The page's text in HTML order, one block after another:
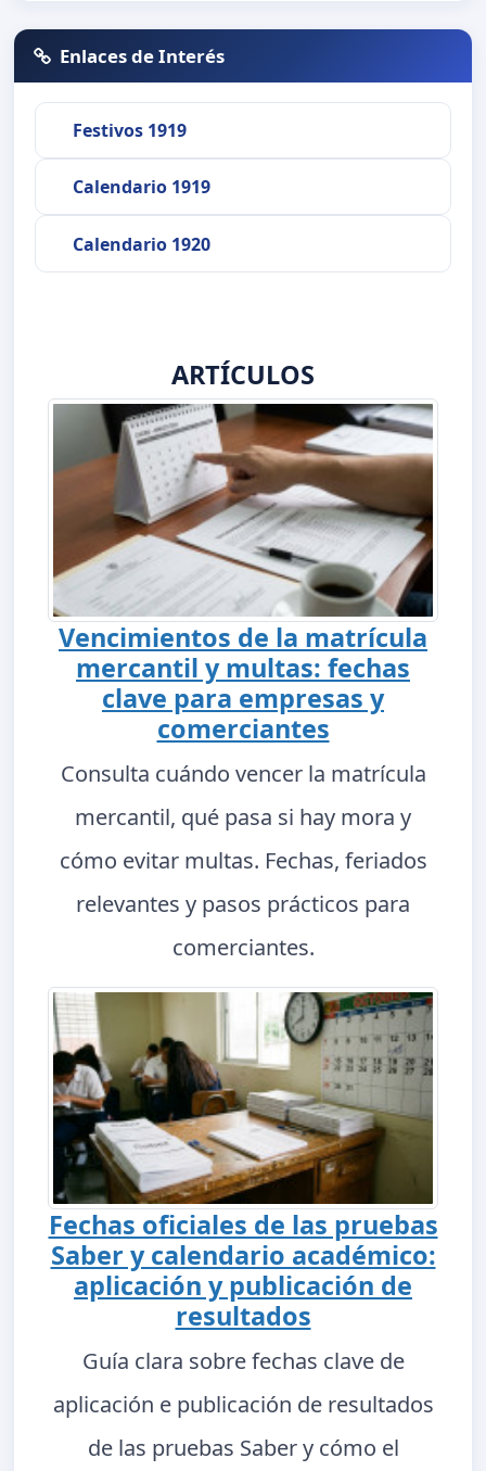
Enlaces de Interés
Festivos 1919
Calendario 1919
Calendario 1920
ARTÍCULOS
Vencimientos de la matrícula
mercantil y multas: fechas
clave para empresas y
comerciantes
Consulta cuándo vencer la matrícula
mercantil, qué pasa si hay mora y
cómo evitar multas. Fechas, feriados
relevantes y pasos prácticos para
comerciantes.
Fechas oficiales de las pruebas
Saber y calendario académico:
aplicación y publicación de
resultados
Guía clara sobre fechas clave de
aplicación e publicación de resultados
de las pruebas Saber y cómo el